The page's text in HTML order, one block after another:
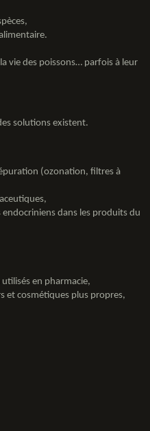
vie des poissons… parfois à leur
solutions existent.
(ozonation, filtres à
dans les produits du
en pharmacie,
et cosmétiques plus propres,